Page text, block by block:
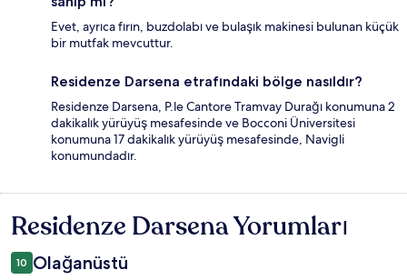
Evet, ayrıca fırın, buzdolabı ve bulaşık makinesi bulunan küçük
bir mutfak mevcuttur.
Residenze Darsena etrafındaki bölge nasıldır?
Residenze Darsena, P.le Cantore Tramvay Durağı konumuna 2
dakikalık yürüyüş mesafesinde ve Bocconi Üniversitesi
konumuna 17 dakikalık yürüyüş mesafesinde, Navigli
konumundadır.
Yorumlar
Residenze Darsena Yorumları
10 Olağanüstü